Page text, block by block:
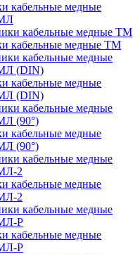
кабельные медные
кабельные медные ТМ
кабельные медные
(DIN)
кабельные медные
(90°)
кабельные медные
2
кабельные медные
Р